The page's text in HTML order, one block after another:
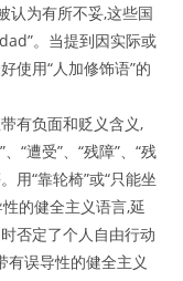
认为有所不妥,这些国
。当提到因实际或
使用“人加修饰语”的
有负面和贬义含义,
“遭受”、“残障”、“残
用“靠轮椅”或“只能坐
的健全主义语言,延
否定了个人自由行动
有误导性的健全主义